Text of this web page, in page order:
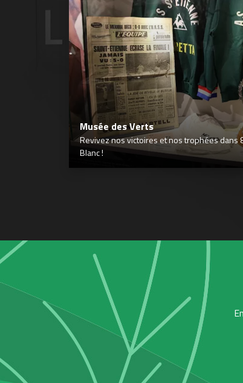
Musée des Verts
Revivez nos victoires et nos trophées dans
Blanc !